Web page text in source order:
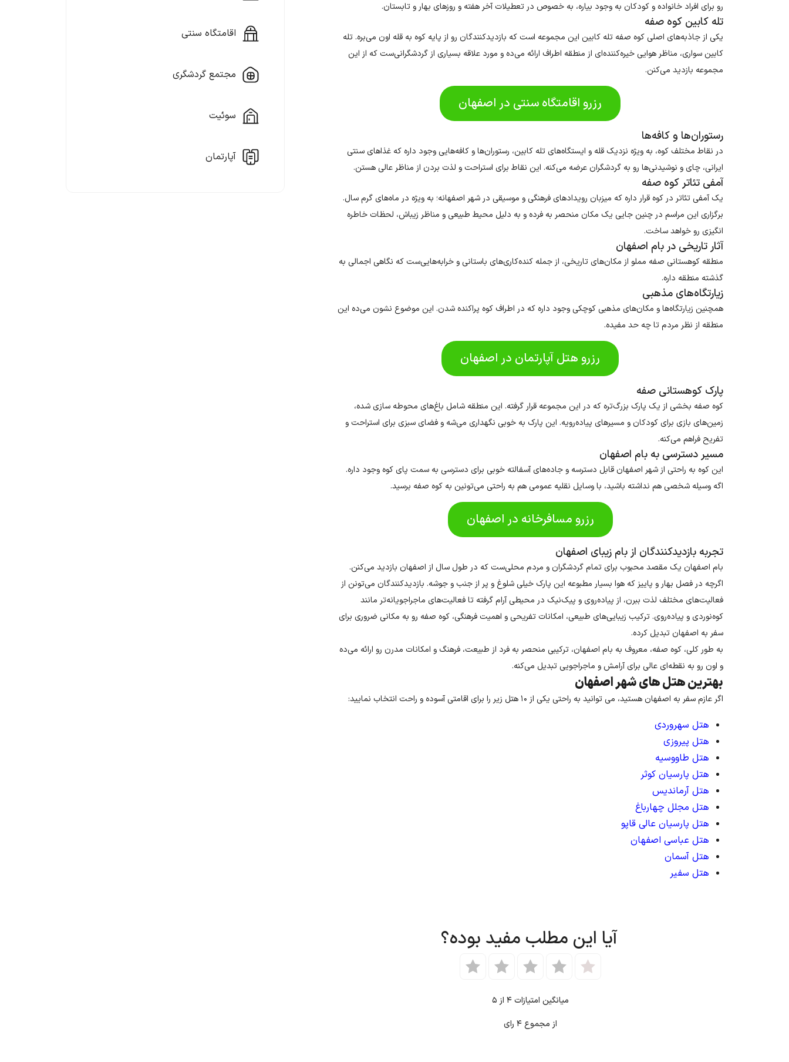
رو برای افراد خانواده و کودکان به وجود بیاره، به خصوص در تعطیلات آخر هفته و روزهای بهار و تابستان.
تله کابین کوه صفه
یکی از جاذبه‌های اصلی کوه صفه تله کابین این مجموعه است که بازدیدکنندگان رو از پایه کوه به قله اون می‌بره. تله
کابین سواری، مناظر هوایی خیره‌کننده‌ای از منطقه اطراف ارائه می‌ده و مورد علاقه بسیاری از گردشگرانی‌ست که از این
مجموعه بازدید می‌کنن.
رزرو اقامتگاه سنتی در اصفهان
رستوران‌ها و کافه‌ها
در نقاط مختلف کوه، به ویژه نزدیک قله و ایستگاه‌های تله کابین، رستوران‌ها و کافه‌هایی وجود داره که غذاهای سنتی
ایرانی، چای و نوشیدنی‌ها رو به گردشگران عرضه می‌کنه. این نقاط برای استراحت و لذت بردن از مناظر عالی هستن.
آمفی تئاتر کوه صفه
یک آمفی تئاتر در کوه قرار داره که میزبان رویدادهای فرهنگی و موسیقی در شهر اصفهانه؛ به ویژه در ماه‌های گرم سال.
برگزاری این مراسم در چنین جایی یک مکان منحصر به فرده و به دلیل محیط طبیعی و مناظر زیباش، لحظات خاطره
انگیزی رو خواهد ساخت.
آثار تاریخی در بام اصفهان
منطقه کوهستانی صفه مملو از مکان‌های تاریخی، از جمله کنده‌کاری‌های باستانی و خرابه‌هایی‌ست که نگاهی اجمالی به
گذشته منطقه داره.
زیارتگاه‌های مذهبی
همچنین زیارتگاه‌ها و مکان‌های مذهبی کوچکی وجود داره که در اطراف کوه پراکنده شدن. این موضوع نشون می‌ده این
منطقه از نظر مردم تا چه حد مفیده.
رزرو هتل آپارتمان در اصفهان
پارک کوهستانی صفه
کوه صفه بخشی از یک پارک بزرگ‌تره که در این مجموعه قرار گرفته. این منطقه شامل باغ‌های محوطه سازی شده،
زمین‌های بازی برای کودکان و مسیرهای پیاده‌رویه. این پارک به خوبی نگهداری می‌شه و فضای سبزی برای استراحت و
تفریح ​​فراهم می‌کنه.
مسیر دسترسی به بام اصفهان
این کوه به راحتی از شهر اصفهان قابل دسترسه و جاده‌های آسفالته خوبی برای دسترسی به سمت پای کوه وجود داره.
اگه وسیله شخصی هم نداشته باشید، با وسایل نقلیه عمومی هم به راحتی می‌تونین به کوه صفه برسید.
رزرو مسافرخانه در اصفهان
تجربه بازدیدکنندگان از بام زیبای اصفهان
بام اصفهان یک مقصد محبوب برای تمام گردشگران و مردم محلی‌ست که در طول سال از اصفهان بازدید می‌کنن.
اگرچه در فصل بهار و پاییز که هوا بسیار مطبوعه این پارک خیلی شلوغ و پر از جنب و جوشه. بازدیدکنندگان می‌تونن از
فعالیت‌های مختلف لذت ببرن، از پیاده‌روی و پیک‌نیک در محیطی آرام گرفته تا فعالیت‌های ماجراجویانه‌تر مانند
کوه‌نوردی و پیاده‌روی. ترکیب زیبایی‌های طبیعی، امکانات تفریحی و اهمیت فرهنگی، کوه صفه رو به مکانی ضروری برای
سفر به اصفهان تبدیل کرده.
به طور کلی، کوه صفه، معروف به بام اصفهان، ترکیبی منحصر به فرد از طبیعت، فرهنگ و امکانات مدرن رو ارائه می‌ده
و اون رو به نقطه‌ای عالی برای آرامش و ماجراجویی تبدیل می‌کنه.
بهترین هتل های شهر اصفهان
اگر عازم سفر به اصفهان هستید، می توانید به راحتی یکی از ۱۰ هتل زیر را برای اقامتی آسوده و راحت انتخاب نمایید:
هتل سهروردی
هتل پیروزی
هتل طاووسیه
هتل پارسیان کوثر
هتل آرماندیس
هتل مجلل چهارباغ
هتل پارسیان عالی قاپو
هتل عباسی اصفهان
هتل آسمان
هتل سفیر
آیا این مطلب مفید بوده؟
میانگین امتیازات۴ از ۵
از مجموع۴ رای
اقامتگاه سنتی
مجتمع گردشگری
سوئیت
آپارتمان